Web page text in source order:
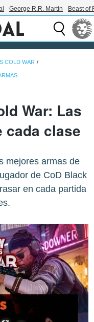
George R.R. Martin Beast of
COLD WAR
War: Las
cada clase
mejores armas de
de CoD Black
en cada partida